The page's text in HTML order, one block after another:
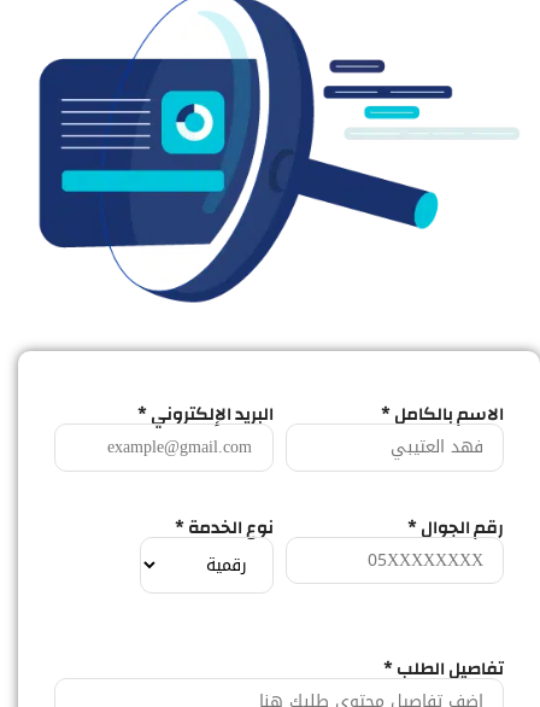
الاسم بالكامل * البريد الإلكتروني *
رقم الجوال * نوع الخدمة *
تفاصيل الطلب *